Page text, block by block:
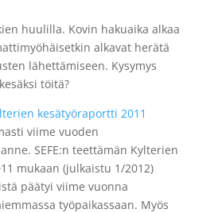
huulilla. Kovin hakuaika alkaa
alkavat herätä
lähettämiseen. Kysymys
töitä?
viime vuoden
SEFE:n teettämän Kylterien
mukaan (julkaistu 1/2012)
päätyi viime vuonna
työpaikassaan. Myös